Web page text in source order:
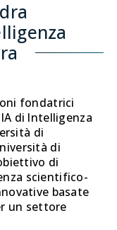
fondatrici
di Intelligenza
di
di
di
scientifico-
basate
un settore